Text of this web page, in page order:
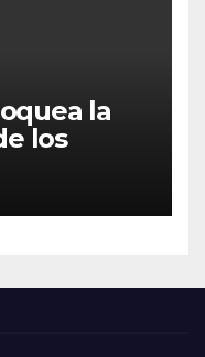
la
los
del